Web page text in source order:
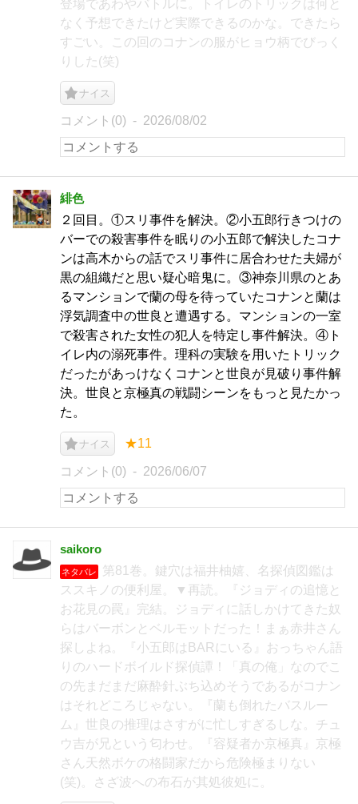
登場であわやバトルに。トイレのトリックは何と
なく予想できたけど実際できるのかな。できたら
すごい。この回のコナンの服がヒョウ柄でびっく
りした(笑)
ナイス
コメント(0) 2026/08/02
緋色
２回目。①スリ事件を解決。②小五郎行きつけの
バーでの殺害事件を眠りの小五郎で解決したコナ
ンは高木からの話でスリ事件に居合わせた夫婦が
黒の組織だと思い疑心暗鬼に。③神奈川県のとあ
るマンションで蘭の母を待っていたコナンと蘭は
浮気調査中の世良と遭遇する。マンションの一室
で殺害された女性の犯人を特定し事件解決。④ト
イレ内の溺死事件。理科の実験を用いたトリック
だったがあっけなくコナンと世良が見破り事件解
決。世良と京極真の戦闘シーンをもっと見たかっ
た。
ナイス ★11
コメント(0) 2026/06/07
saikoro
ネタバレ
第81巻。鍵穴は福井柚嬉、名探偵図鑑は
ススキノの便利屋。▼再読。『ジョディの追憶と
お花見の罠』完結。ジョディに話しかけてきた奴
らはバーボンとベルモットだった！まぁ赤井さん
探しよね。『小五郎はBARにいる』おっちゃん語
りのハードボイルド探偵譚！「真の俺」なのでこ
の先まだまだ麻酔針ぶち込めそうであるがコナン
はそれどころじゃない。『蘭も倒れたバスルー
ム』世良の推理はさすがに忙しすぎるしな。チュ
ウ吉が兄という匂わせ。『容疑者か京極真』京極
さん天然ボケの格闘家だから危険極まりない
(笑)。さざ波への布石が其処彼処に。